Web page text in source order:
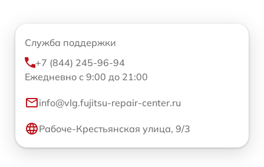
Служба поддержки
+7 (844) 245-96-94
Ежедневно с 9:00 до 21:00
info@vlg.fujitsu-repair-center.ru
Рабоче-Крестьянская улица, 9/3